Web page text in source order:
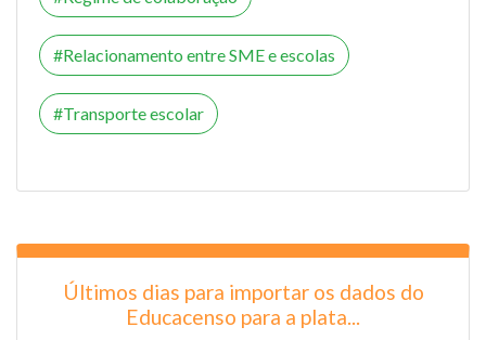
Relacionamento entre SME e escolas
Transporte escolar
Últimos dias para importar os dados do
Educacenso para a plata...